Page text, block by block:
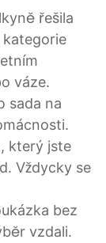
řešila
váze.
sada na
který jste
Vždycky se
bez
vzdali.